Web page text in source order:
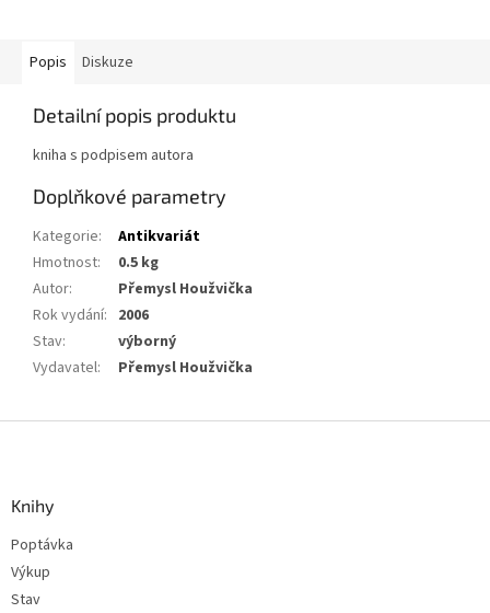
Popis Diskuze
Detailní popis produktu
kniha s podpisem autora
Doplňkové parametry
Kategorie:
Antikvariát
Hmotnost:
0.5 kg
Autor:
Přemysl Houžvička
Rok vydání: 2006
Stav:
výborný
Vydavatel: Přemysl Houžvička
Knihy
Poptávka
Výkup
Stav